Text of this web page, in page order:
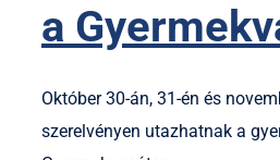
a
Október 30-án, 31-én és
szerelvényen utazhatnak a